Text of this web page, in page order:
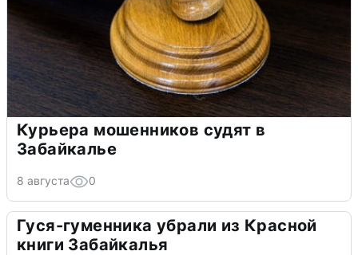
Курьера мошенников судят в
Забайкалье
8 августа 0
Гуся-гуменника убрали из Красной
книги Забайкалья